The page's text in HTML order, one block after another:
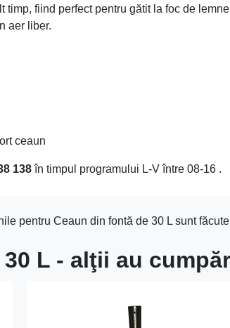
timp, fiind perfect pentru gătit la foc de
aer liber.
ceaun
138în timpul programului L-V între 08-16 .
pentru Ceaun din fontă de 30 L sunt
L - alţii au